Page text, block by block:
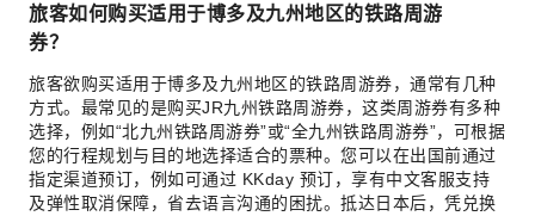
旅客如何购买适用于博多及九州地区的铁路周游
券？
旅客欲购买适用于博多及九州地区的铁路周游券，通常有几种
方式。最常见的是购买JR九州铁路周游券，这类周游券有多种
选择，例如“北九州铁路周游券”或“全九州铁路周游券”，可根据
您的行程规划与目的地选择适合的票种。您可以在出国前通过
指定渠道预订，例如可通过 KKday 预订，享有中文客服支持
及弹性取消保障，省去语言沟通的困扰。抵达日本后，凭兑换